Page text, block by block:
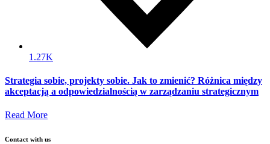
1.27K
Strategia sobie, projekty sobie. Jak to zmienić? Różnica między
akceptacją a odpowiedzialnością w zarządzaniu strategicznym
Read More
Contact with us